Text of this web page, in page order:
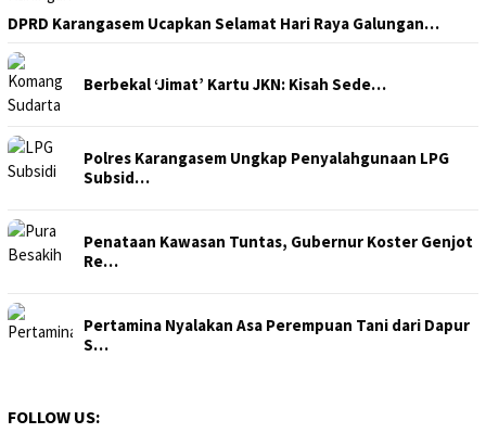
DPRD Karangasem Ucapkan Selamat Hari Raya Galungan…
Berbekal ‘Jimat’ Kartu JKN: Kisah Sede…
Polres Karangasem Ungkap Penyalahgunaan LPG
Subsid…
Penataan Kawasan Tuntas, Gubernur Koster Genjot
Re…
Pertamina Nyalakan Asa Perempuan Tani dari Dapur
S…
FOLLOW US: